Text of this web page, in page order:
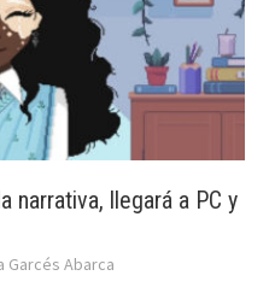
narrativa, llegará a PC y
Garcés Abarca